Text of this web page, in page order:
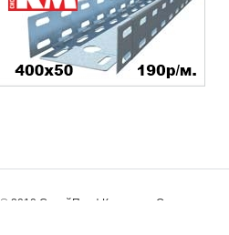
© 2010 СтройПрофКомплект. Оптовые